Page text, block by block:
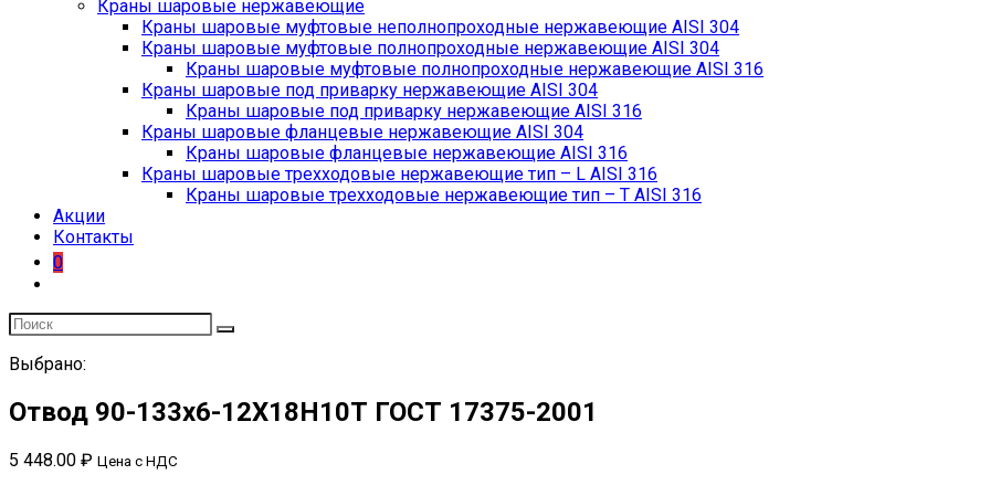
Краны шаровые нержавеющие
Краны шаровые муфтовые неполнопроходные нержавеющие AISI 304
Краны шаровые муфтовые полнопроходные нержавеющие AISI 304
Краны шаровые муфтовые полнопроходные нержавеющие AISI 316
Краны шаровые под приварку нержавеющие AISI 304
Краны шаровые под приварку нержавеющие AISI 316
Краны шаровые фланцевые нержавеющие AISI 304
Краны шаровые фланцевые нержавеющие AISI 316
Краны шаровые трехходовые нержавеющие тип – L AISI 316
Краны шаровые трехходовые нержавеющие тип – T AISI 316
Акции
Контакты
0
Выбрано:
Отвод 90-133х6-12Х18Н10Т ГОСТ 17375-2001
5 448.00 ₽ Цена с НДС